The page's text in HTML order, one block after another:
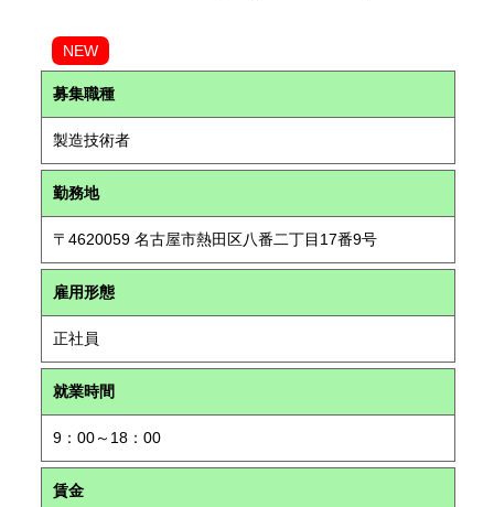
NEW
募集職種
製造技術者
勤務地
〒4620059 名古屋市熱田区八番二丁目17番9号
雇用形態
正社員
就業時間
9：00～18：00
賃金